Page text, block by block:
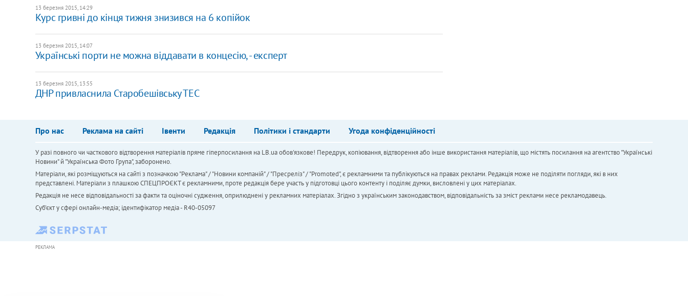
13 березня 2015, 14:29
Курс гривні до кінця тижня знизився на 6 копійок
13 березня 2015, 14:07
Українські порти не можна віддавати в концесію, - експерт
13 березня 2015, 13:55
ДНР привласнила Старобешівську ТЕС
Про нас Реклама на сайті Івенти Редакція Політики і стандарти Угода конфіденційності
У разі повного чи часткового відтворення матеріалів пряме гіперпосилання на LB.ua обов'язкове! Передрук, копіювання, відтворення або інше використання матеріалів, що містять посилання на агентство "Українськi
Новини" й "Українська Фото Група", заборонено.
Матеріали, які розміщуються на сайті з позначкою "Реклама" / "Новини компаній" / "Пресреліз" / "Promoted", є рекламними та публікуються на правах реклами. Редакція може не поділяти погляди, які в них
представлені. Матеріали з плашкою СПЕЦПРОЄКТ є рекламними, проте редакція бере участь у підготовці цього контенту і поділяє думки, висловлені у цих матеріалах.
Редакція не несе відповідальності за факти та оціночні судження, оприлюднені у рекламних матеріалах. Згідно з українським законодавством, відповідальність за зміст реклами несе рекламодавець.
Cуб'єкт у сфері онлайн-медіа; ідентифікатор медіа - R40-05097
РЕКЛАМА